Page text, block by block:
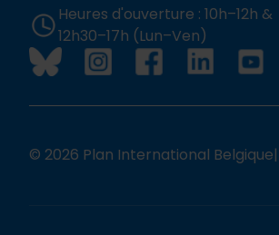
Heures d'ouverture : 10h–12h &
12h30–17h (Lun–Ven)
© 2026 Plan International Belgique|